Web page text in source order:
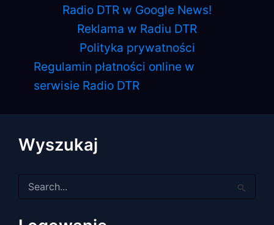
Radio DTR w Google News!
Reklama w Radiu DTR
Polityka prywatności
Regulamin płatności online w
serwisie Radio DTR
Wyszukaj
dla: